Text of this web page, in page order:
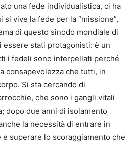
una fede individualistica, ci ha
si vive la fede per la “missione”,
di questo sinodo mondiale di
essere stati protagonisti: è un
i fedeli sono interpellati perché
consapevolezza che tutti, in
Si sta cercando di
che sono i gangli vitali
dopo due anni di isolamento
la necessità di entrare in
superare lo scoraggiamento che